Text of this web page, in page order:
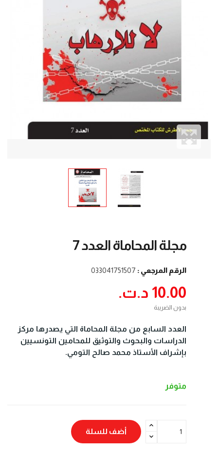
مجلة المحاماة العدد 7
الرقم المرجعي : 033041751507
10.00 د.ت.‏
بدون الضريبة
العدد السابع من مجلة المحاماة التي يصدرها مركز
الدراسات والبحوث والتوثيق للمحامين التونسيين
بإشراف الأستاذ محمد صالح التومي.
متوفر
أضف للسلة